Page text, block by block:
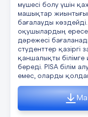
мүшесі болу үшін
машықтар
бағалауды
оқушылардың
дәрежесі
студенттер қазіргі
қаншалықты білімге
береді. PISA білім
емес, оларды